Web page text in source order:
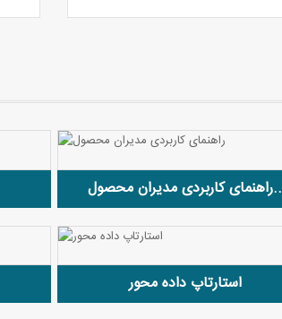
راهنمای کاربردی مدیران محصول..
استارتاپ داده محور